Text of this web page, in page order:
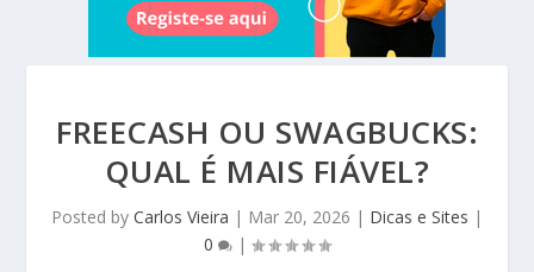
FREECASH OU SWAGBUCKS:
QUAL É MAIS FIÁVEL?
Posted by Carlos Vieira | Mar 20, 2026 | Dicas e Sites |
0
|